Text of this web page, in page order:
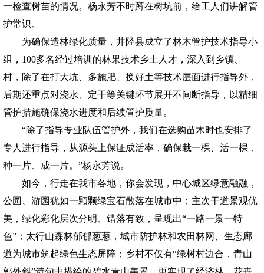
一检查树苗的情况。杨永芳不时蹲在树坑前，给工人们讲解管
护常识。
为确保造林绿化质量，井陉县成立了林木管护技术指导小
组，100多名经过培训的林果技术乡土人才，深入到乡镇、
村，除了在打大坑、多施肥、换好土等技术层面进行指导外，
后期还重点对浇水、定干等关键环节展开不间断指导，以精细
管护措施确保浇水进度和后续管护质量。
“除了指导专业队伍管护外，我们在选购苗木时也安排了
专人进行指导，从源头上保证成活率，确保栽一棵、活一棵，
种一片、成一片。”杨永芳说。
如今，行走在我市各地，你会发现，中心城区绿意融融，
公园、游园犹如一颗颗绿宝石散落在城市中；主次干道景观优
美，绿化彩化层次分明、错落有致，呈现出“一路一景一特
色”；太行山森林郁郁葱葱，城市防护林和农田林网、生态廊
道为城市筑起绿色生态屏障；乡村不仅有“绿树村边合，青山